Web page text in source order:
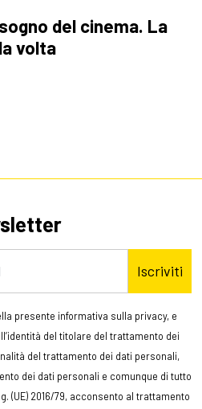
del cinema. La
volta
Iscriviti
presente informativa sulla privacy, e
del titolare del trattamento dei
del trattamento dei dati personali,
dei dati personali e comunque di tutto
(UE) 2016/79, acconsento al trattamento